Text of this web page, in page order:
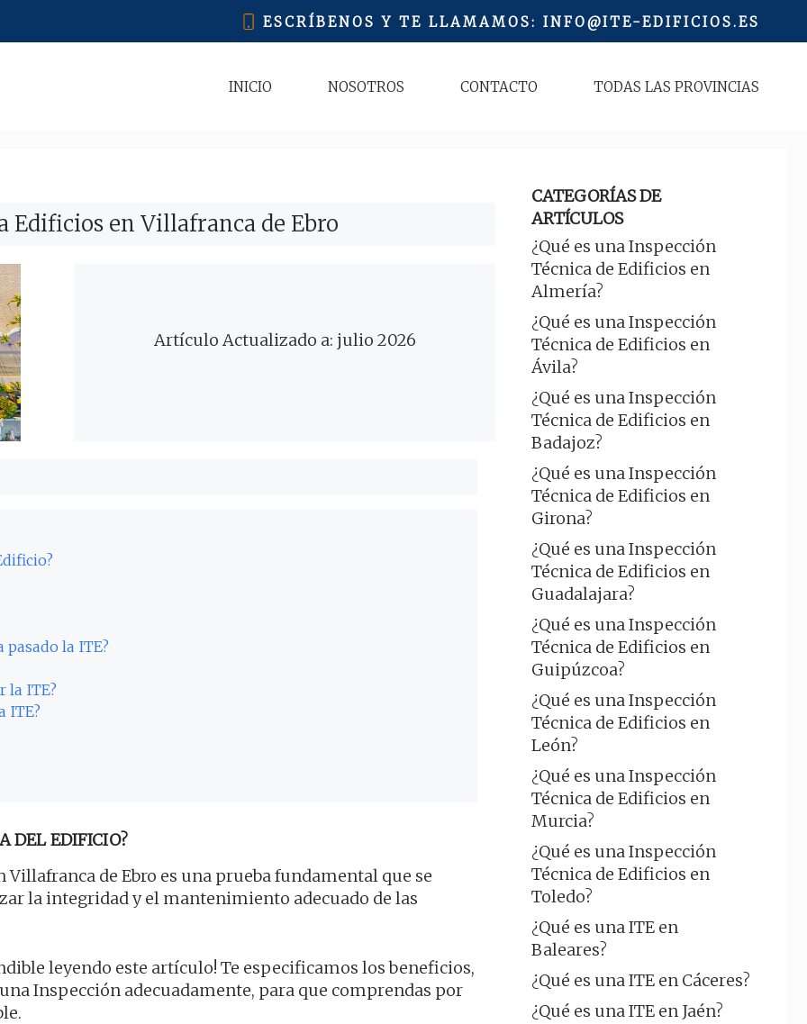
ESCRÍBENOS Y TE LLAMAMOS: INFO@ITE-EDIFICIOS.ES
INICIO NOSOTROS CONTACTO TODAS LAS PROVINCIAS
Edificios en Villafranca de Ebro
Artículo Actualizado a: julio 2026
la ITE?
la ITE?
ITE?
DEL EDIFICIO?
Villafranca de Ebro es una prueba fundamental que se
la integridad y el mantenimiento adecuado de las
leyendo este artículo! Te especificamos los beneficios,
Inspección adecuadamente, para que comprendas por
CATEGORÍAS DE
ARTÍCULOS
¿Qué es una Inspección
Técnica de Edificios en
Almería?
¿Qué es una Inspección
Técnica de Edificios en
Ávila?
¿Qué es una Inspección
Técnica de Edificios en
Badajoz?
¿Qué es una Inspección
Técnica de Edificios en
Girona?
¿Qué es una Inspección
Técnica de Edificios en
Guadalajara?
¿Qué es una Inspección
Técnica de Edificios en
Guipúzcoa?
¿Qué es una Inspección
Técnica de Edificios en
León?
¿Qué es una Inspección
Técnica de Edificios en
Murcia?
¿Qué es una Inspección
Técnica de Edificios en
Toledo?
¿Qué es una ITE en
Baleares?
¿Qué es una ITE en Cáceres?
¿Qué es una ITE en Jaén?